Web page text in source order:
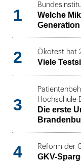
1
Welche
Generation
2 Ökotest hat
Viele
3
Hochschule
Die erste
4 Reform der
GKV-